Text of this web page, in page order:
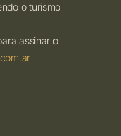
o turismo
assinar o